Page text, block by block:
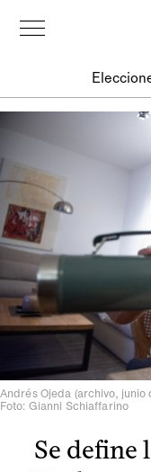
Andrés Ojeda (archivo, junio
Foto: Gianni Schiaffarino
Se define